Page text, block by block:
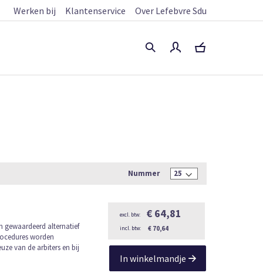
Werken bij Klantenservice Over Lefebvre Sdu
Nummer
gewaardeerd alternatief
worden
van de arbiters en bij
€ 64,81
€ 70,64
In winkelmandje